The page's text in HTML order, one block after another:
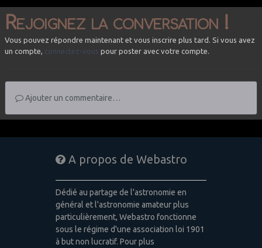
Rejoignez la conversation !
Vous pouvez répondre maintenant et vous inscrire plus tard. Si vous avez
un compte, connectez-vous pour poster avec votre compte.
Ajouter un commentaire…
A propos de Webastro
Dédié au partage de l'astronomie en
général et l'astronomie amateur plus
particulièrement, Webastro fonctionne
sous le régime d'une association loi 1901
à but non lucratif. Pour plus